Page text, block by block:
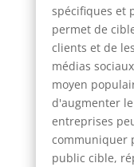
spécifiques et
permet de
clients et de
médias
moyen
d'augmenter
entreprises
communiquer
public cible,